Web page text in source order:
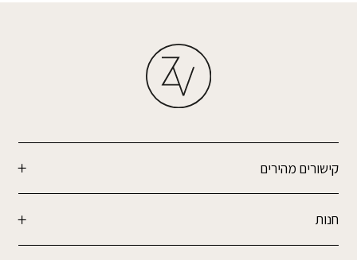
קישורים מהירים
חנות